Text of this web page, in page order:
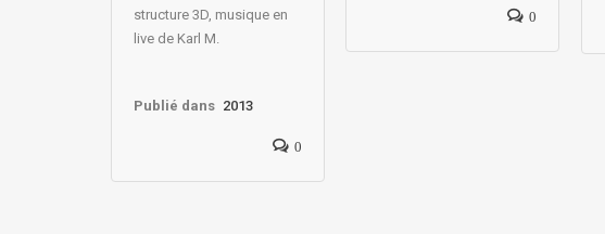
0
structure 3D, musique en
live de Karl M.
Publié dans 2013
0